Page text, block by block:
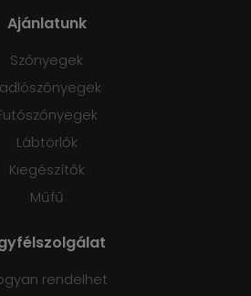
Ajánlatunk
Szőnyegek
Lábtörlők
Kiegészítők
Műfű
rendelhet